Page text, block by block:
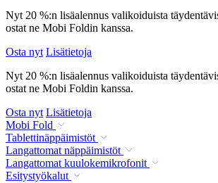
Nyt 20 %:n lisäalennus valikoiduista
ostat ne Mobi Foldin kanssa.
Osta nyt Lisätietoja
Nyt 20 %:n lisäalennus valikoiduista
ostat ne Mobi Foldin kanssa.
Osta nyt Lisätietoja
Mobi Fold
Tablettinäppäimistöt
Langattomat näppäimistöt
Langattomat kuulokemikrofonit
Esitystyökalut